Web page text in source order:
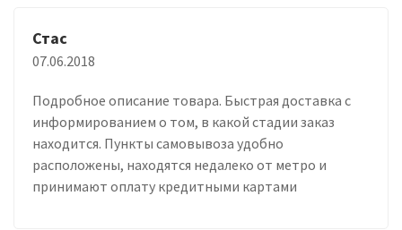
Стас
07.06.2018
Подробное описание товара. Быстрая доставка с
информированием о том, в какой стадии заказ
находится. Пункты самовывоза удобно
расположены, находятся недалеко от метро и
принимают оплату кредитными картами